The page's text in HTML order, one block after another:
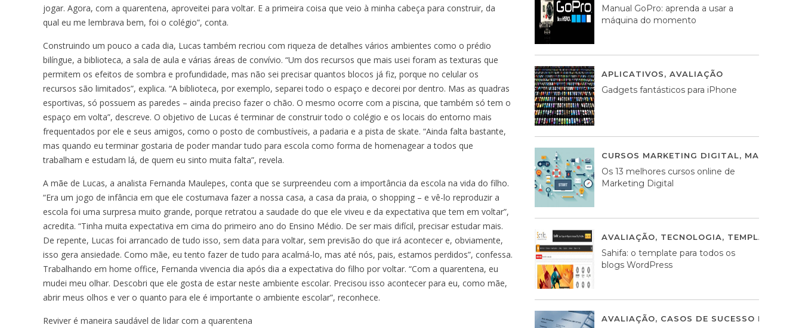
jogar. Agora, com a quarentena, aproveitei para voltar. E a primeira coisa que veio à minha cabeça para construir, da
qual eu me lembrava bem, foi o colégio”, conta.
Construindo um pouco a cada dia, Lucas também recriou com riqueza de detalhes vários ambientes como o prédio
bilíngue, a biblioteca, a sala de aula e várias áreas de convívio. “Um dos recursos que mais usei foram as texturas que
permitem os efeitos de sombra e profundidade, mas não sei precisar quantos blocos já fiz, porque no celular os
recursos são limitados”, explica. “A biblioteca, por exemplo, separei todo o espaço e decorei por dentro. Mas as quadras
esportivas, só possuem as paredes – ainda preciso fazer o chão. O mesmo ocorre com a piscina, que também só tem o
espaço em volta”, descreve. O objetivo de Lucas é terminar de construir todo o colégio e os locais do entorno mais
frequentados por ele e seus amigos, como o posto de combustíveis, a padaria e a pista de skate. “Ainda falta bastante,
mas quando eu terminar gostaria de poder mandar tudo para escola como forma de homenagear a todos que
trabalham e estudam lá, de quem eu sinto muita falta”, revela.
A mãe de Lucas, a analista Fernanda Maulepes, conta que se surpreendeu com a importância da escola na vida do filho.
“Era um jogo de infância em que ele costumava fazer a nossa casa, a casa da praia, o shopping – e vê-lo reproduzir a
escola foi uma surpresa muito grande, porque retratou a saudade do que ele viveu e da expectativa que tem em voltar”,
acredita. “Tinha muita expectativa em cima do primeiro ano do Ensino Médio. De ser mais difícil, precisar estudar mais.
De repente, Lucas foi arrancado de tudo isso, sem data para voltar, sem previsão do que irá acontecer e, obviamente,
isso gera ansiedade. Como mãe, eu tento fazer de tudo para acalmá-lo, mas até nós, pais, estamos perdidos”, confessa.
Trabalhando em home office, Fernanda vivencia dia após dia a expectativa do filho por voltar. “Com a quarentena, eu
mudei meu olhar. Descobri que ele gosta de estar neste ambiente escolar. Precisou isso acontecer para eu, como mãe,
abrir meus olhos e ver o quanto para ele é importante o ambiente escolar”, reconhece.
Reviver é maneira saudável de lidar com a quarentena
Manual GoPro: aprenda a usar a
máquina do momento
APLICATIVOS, AVALIAÇÃO
Gadgets fantásticos para iPhone
CURSOS MARKETING DIGITAL,
Os 13 melhores cursos online de
Marketing Digital
AVALIAÇÃO, TECNOLOGIA, TEMPLATES
Sahifa: o template para todos os
blogs WordPress
AVALIAÇÃO, CASOS DE SUCESSO DE